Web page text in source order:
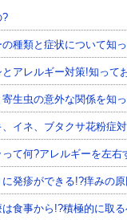
?
種類と症状について知
アレルギー対策!知って
生虫の意外な関係を知
イネ、ブタクサ花粉症
て何?アレルギーを左右
発疹ができる!?痒みの
食事から!?積極的に取